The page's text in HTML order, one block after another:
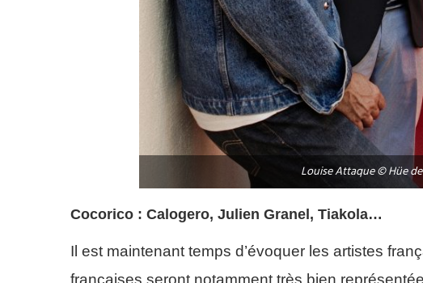
Louise Attaque © Hüe
Cocorico : Calogero, Julien Granel, Tiakola…
Il est maintenant temps d’évoquer les artistes